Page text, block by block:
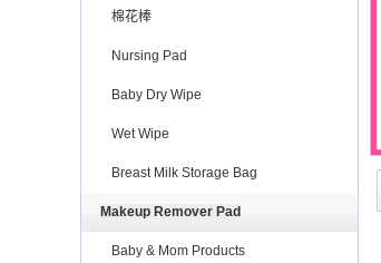
棉花棒
Nursing Pad
Baby Dry Wipe
Wet Wipe
Breast Milk Storage Bag
Makeup Remover Pad
Baby & Mom Products